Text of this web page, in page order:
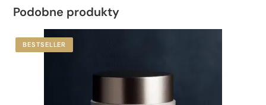
Podobne produkty
BESTSELLER